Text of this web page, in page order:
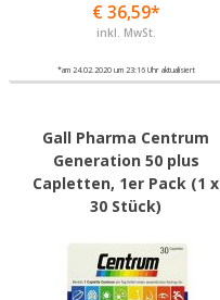
€ 36,59*
inkl. MwSt.
*am 24.02.2020 um 23:16 Uhr aktualisiert
Gall Pharma Centrum
Generation 50 plus
Capletten, 1er Pack (1 x
30 Stück)